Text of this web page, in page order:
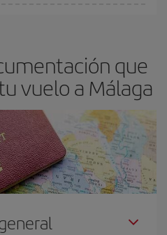
que
vuelo a Málaga